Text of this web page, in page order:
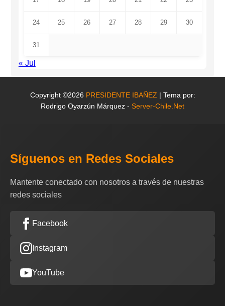
24 25 26 27 28 29 30
31
« Jul
Copyright ©2026 PRESIDENTE IBAÑEZ | Tema por:
Rodrigo Oyarzún Márquez - Server-Chile.Net
Síguenos en Redes Sociales
Mantente conectado con nosotros a través de nuestras
redes sociales
Facebook
Instagram
YouTube